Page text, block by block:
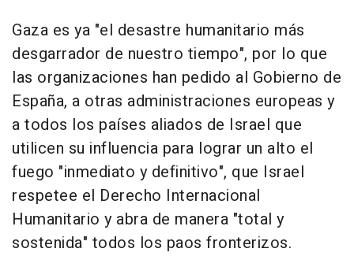
Gaza es ya "el desastre humanitario más
desgarrador de nuestro tiempo", por lo que
las organizaciones han pedido al Gobierno de
España, a otras administraciones europeas y
a todos los países aliados de Israel que
utilicen su influencia para lograr un alto el
fuego "inmediato y definitivo", que Israel
respetee el Derecho Internacional
Humanitario y abra de manera "total y
sostenida" todos los paos fronterizos.